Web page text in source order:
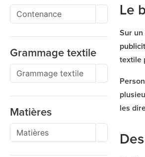
Grammage textile
Matières
Le
Sur
textile
les